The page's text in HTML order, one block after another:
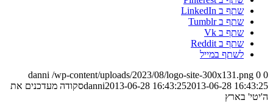
שתף ב LinkedIn
שתף ב Tumblr
שתף ב Vk
שתף ב Reddit
לשתף במייל
0
0
danni /wp-content/uploads/2023/08/logo-site-300x131.png
danni2013-06-28 16:43:252013-06-28 16:43:25
סקודה מעדכנים את
ה'יטי' בארץ